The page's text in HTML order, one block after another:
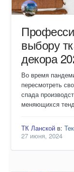
выбору
декора
Во время
пересмотреть
спада
меняющихся
ТК Ланской в:
27 июня, 2024